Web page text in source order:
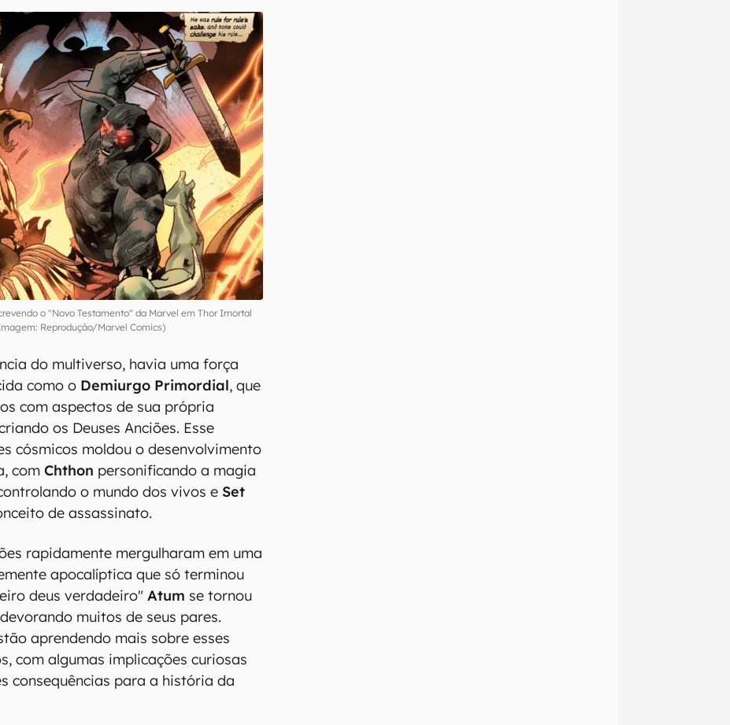
o "Novo Testamento" da Marvel em Thor Imortal
Reprodução/Marvel Comics)
do multiverso, havia uma força
como o Demiurgo Primordial, que
com aspectos de sua própria
os Deuses Anciões. Esse
cósmicos moldou o desenvolvimento
comChthon personificando a magia
o mundo dos vivos e Set
de assassinato.
rapidamente mergulharam em uma
apocalíptica que só terminou
deus verdadeiro"Atum se tornou
muitos de seus pares.
aprendendo mais sobre esses
com algumas implicações curiosas
consequências para a história da